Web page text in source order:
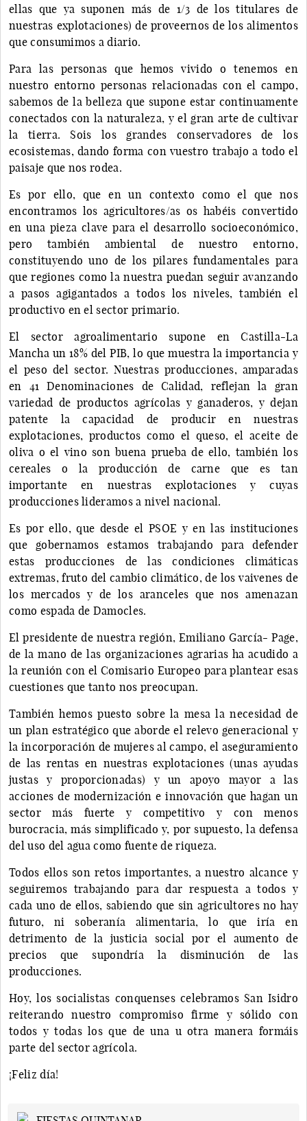
ellas que ya suponen más de 1/3 de los titulares de
nuestras explotaciones) de proveernos de los alimentos
que consumimos a diario.
Para las personas que hemos vivido o tenemos en
nuestro entorno personas relacionadas con el campo,
sabemos de la belleza que supone estar continuamente
conectados con la naturaleza, y el gran arte de cultivar
la tierra. Sois los grandes conservadores de los
ecosistemas, dando forma con vuestro trabajo a todo el
paisaje que nos rodea.
Es por ello, que en un contexto como el que nos
encontramos los agricultores/as os habéis convertido
en una pieza clave para el desarrollo socioeconómico,
pero también ambiental de nuestro entorno,
constituyendo uno de los pilares fundamentales para
que regiones como la nuestra puedan seguir avanzando
a pasos agigantados a todos los niveles, también el
productivo en el sector primario.
El sector agroalimentario supone en Castilla-La
Mancha un 18% del PIB, lo que muestra la importancia y
el peso del sector. Nuestras producciones, amparadas
en 41 Denominaciones de Calidad, reflejan la gran
variedad de productos agrícolas y ganaderos, y dejan
patente la capacidad de producir en nuestras
explotaciones, productos como el queso, el aceite de
oliva o el vino son buena prueba de ello, también los
cereales o la producción de carne que es tan
importante en nuestras explotaciones y cuyas
producciones lideramos a nivel nacional.
Es por ello, que desde el PSOE y en las instituciones
que gobernamos estamos trabajando para defender
estas producciones de las condiciones climáticas
extremas, fruto del cambio climático, de los vaivenes de
los mercados y de los aranceles que nos amenazan
como espada de Damocles.
El presidente de nuestra región, Emiliano García- Page,
de la mano de las organizaciones agrarias ha acudido a
la reunión con el Comisario Europeo para plantear esas
cuestiones que tanto nos preocupan.
También hemos puesto sobre la mesa la necesidad de
un plan estratégico que aborde el relevo generacional y
la incorporación de mujeres al campo, el aseguramiento
de las rentas en nuestras explotaciones (unas ayudas
justas y proporcionadas) y un apoyo mayor a las
acciones de modernización e innovación que hagan un
sector más fuerte y competitivo y con menos
burocracia, más simplificado y, por supuesto, la defensa
del uso del agua como fuente de riqueza.
Todos ellos son retos importantes, a nuestro alcance y
seguiremos trabajando para dar respuesta a todos y
cada uno de ellos, sabiendo que sin agricultores no hay
futuro, ni soberanía alimentaria, lo que iría en
detrimento de la justicia social por el aumento de
precios que supondría la disminución de las
producciones.
Hoy, los socialistas conquenses celebramos San Isidro
reiterando nuestro compromiso firme y sólido con
todos y todas los que de una u otra manera formáis
parte del sector agrícola.
¡Feliz día!